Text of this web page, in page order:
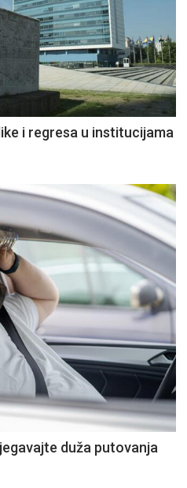
i regresa u institucijama
duža putovanja